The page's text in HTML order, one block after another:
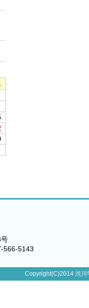
566-5143
Copyright(C)2014 渋川